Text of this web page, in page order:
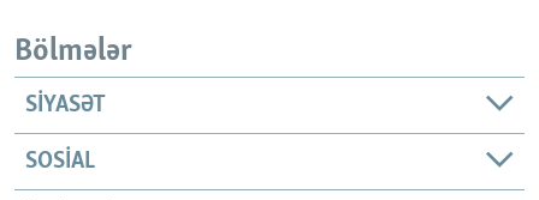
Bölmələr
SIYASƏT
SOSIAL